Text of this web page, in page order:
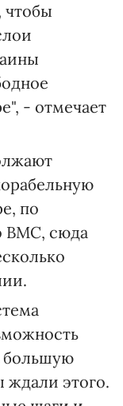
чтобы
- отмечает
по
ВМС, сюда
большую
ждали этого.